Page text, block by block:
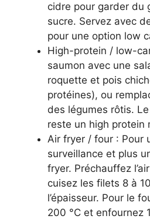
cidre pour garder du
sucre. Servez avec
pour une option low
High-protein / low-
saumon avec une
roquette et pois
protéines), ou
des légumes rôtis.
reste un high protein
Air fryer / four : Pour
surveillance et plus
fryer. Préchauffez
cuisez les filets 8 à
l’épaisseur. Pour le
200 °C et enfournez